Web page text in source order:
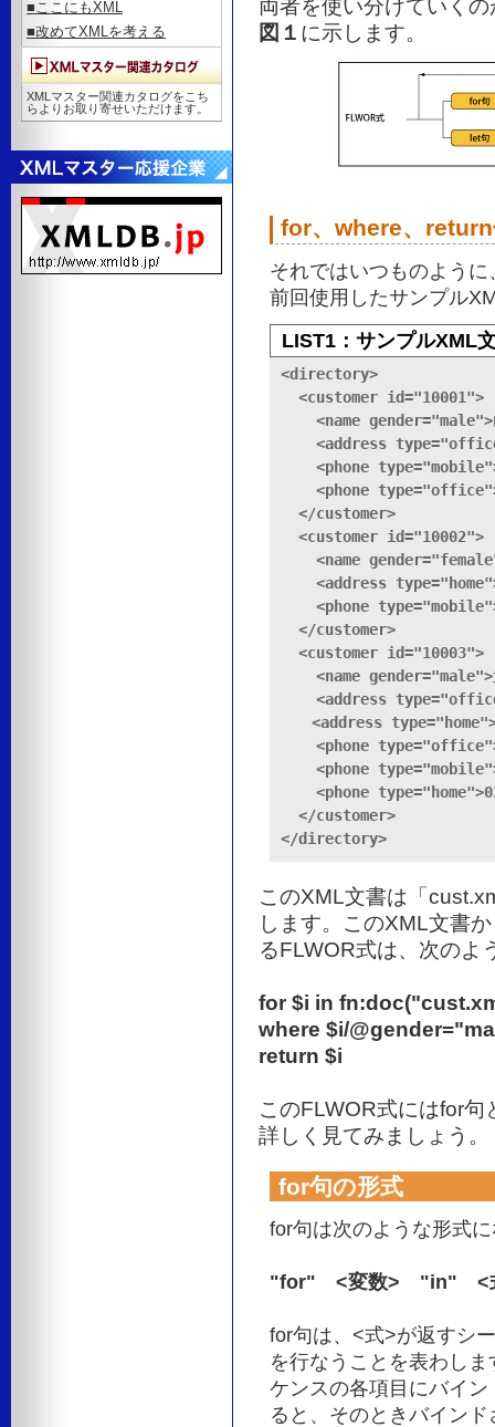
両者を使い分けていく
図１ に示します。
for、where、
それではいつものよう
前回使用したサンプル
LIST1：サンプルXML
<directory>
  <customer id="10001">
<name gender="male">
<address
<phone
<phone
  </customer>
  <customer id="10002">
<name
<address
<phone
  </customer>
  <customer id="10003">
<name gender="male">
<address
<address type="home">
<phone
<phone
<phone
  </customer>
</directory>
このXML文書は「
します。このXML文書
るFLWOR式は、次のよ
for $i in
where $i/
return $i
このFLWOR式にはfor
詳しく見てみましょう。
for句の形式
for句は次のような形式
"for" <変数> "in" <
for句は、<式>が返すシ
を行なうことを表わし
ケンスの各項目にバイ
ると、そのときバイン
■ここにもXML
■改めてXMLを考える
XMLマスター関連カタログをこち
らよりお取り寄せいただけます。